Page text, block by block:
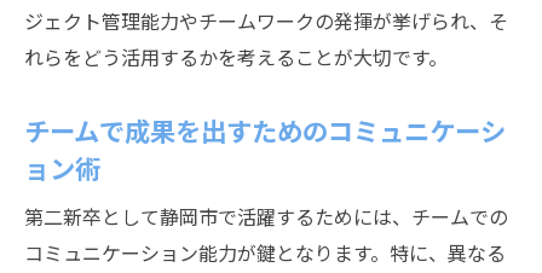
ジェクト管理能力やチームワークの発揮が挙げられ、そ
れらをどう活用するかを考えることが大切です。
チームで成果を出すためのコミュニケーシ
ョン術
第二新卒として静岡市で活躍するためには、チームでの
コミュニケーション能力が鍵となります。特に、異なる